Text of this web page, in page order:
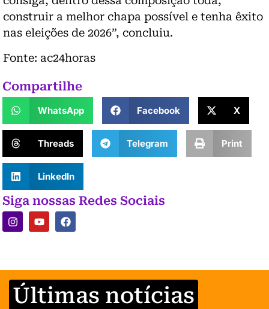
construir a melhor chapa possível e tenha êxito
nas eleições de 2026”, concluiu.
Fonte: ac24horas
Compartilhe
WhatsApp Facebook X
Threads Telegram Print
LinkedIn
Siga nossas Redes Sociais
Últimas notícias